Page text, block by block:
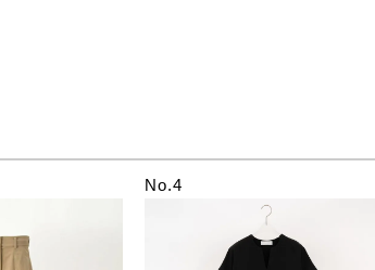
No.4